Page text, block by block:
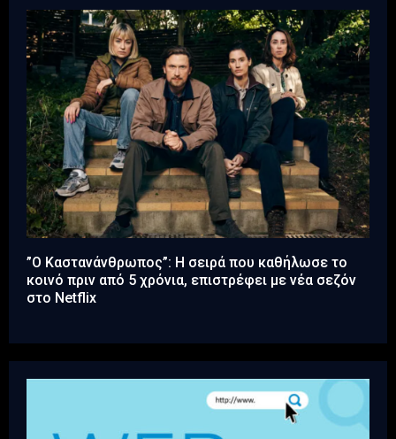
”Ο Καστανάνθρωπος”: Η σειρά που καθήλωσε το
κοινό πριν από 5 χρόνια, επιστρέφει με νέα σεζόν
στο Netflix